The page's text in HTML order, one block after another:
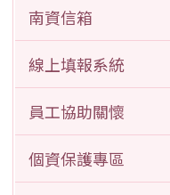
南資信箱
線上填報系統
員工協助關懷
個資保護專區